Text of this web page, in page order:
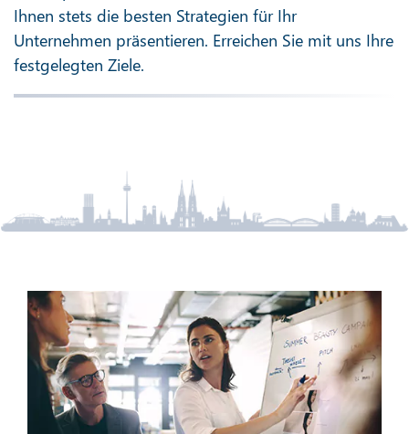
Ihnen stets die besten Strategien für Ihr
Unternehmen präsentieren. Erreichen Sie mit uns Ihre
festgelegten Ziele.